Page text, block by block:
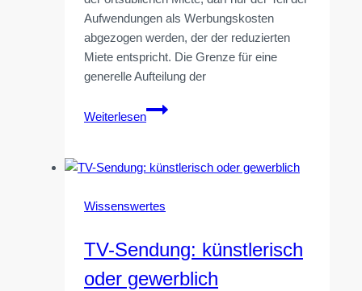
Aufwendungen als Werbungskosten
abgezogen werden, der der reduzierten
Miete entspricht. Die Grenze für eine
generelle Aufteilung der
Weiterlesen
Miethöhe:
Verhältnis
tatsächlichen
ortsüblichen
Wissenswertes
TV-Sendung: künstlerisch
oder gewerblich